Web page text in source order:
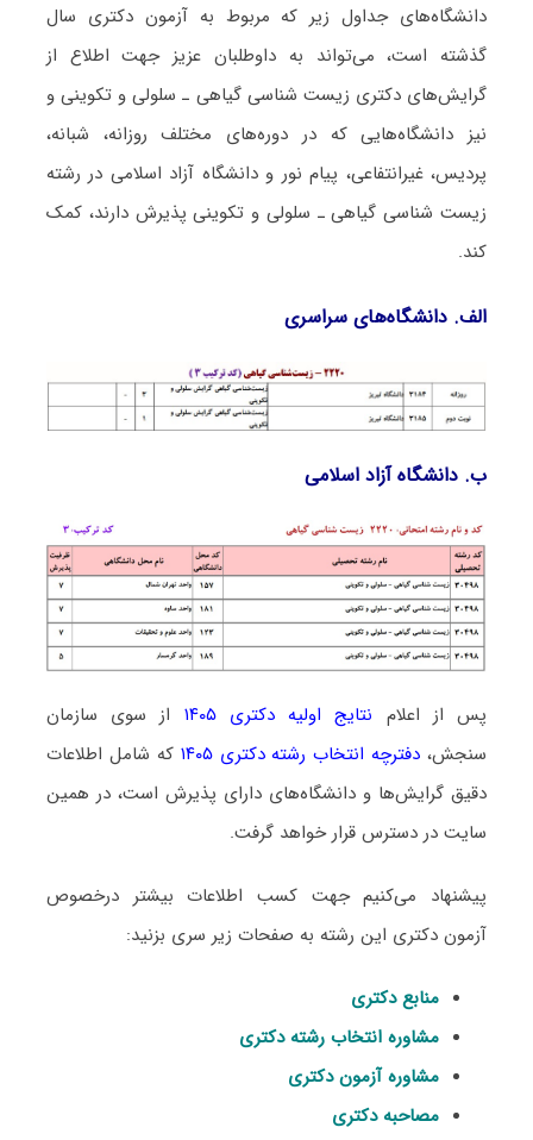
دانشگاه‌های جداول زیر که مربوط به آزمون دکتری سال
گذشته است، می‌تواند به داوطلبان عزیز جهت اطلاع از
گرایش‌های دکتری زیست شناسی ﮔﻴﺎهی ـ ﺳﻠﻮلی و ﺗﻜﻮینی و
نیز دانشگاه‌هایی که در دوره‌های مختلف روزانه، شبانه،
پردیس، غیرانتفاعی، پیام نور و دانشگاه آزاد اﺳﻼمی در رشته
زیست شناسی ﮔﻴﺎهی ـ ﺳﻠﻮلی و ﺗﻜﻮینی پذیرش دارند، کمک
کند.
الف. دانشگاه‌های سراسری
ب. دانشگاه آزاد اﺳﻼمی
پس از اعلام نتایج اولیه دکتری ۱۴۰۵
از سوی سازمان
سنجش، دفترچه انتخاب رشته دکتری ۱۴۰۵
که شامل اطلاعات
دقیق گرایش‌ها و دانشگاه‌های دارای پذیرش است، در همین
سایت در دسترس قرار خواهد گرفت.
پیشنهاد می‌کنیم جهت کسب اطلاعات بیشتر درخصوص
آزمون دکتری این رشته به صفحات زیر سری بزنید:
منابع دکتری
مشاوره انتخاب رشته دکتری
مشاوره آزمون دکتری
مصاحبه دکتری